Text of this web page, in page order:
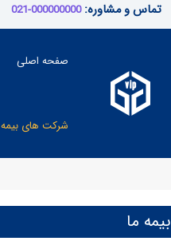
تماس و مشاوره:000000000-021
صفحه اصلی
شرکت های بیمه
بیمه ما